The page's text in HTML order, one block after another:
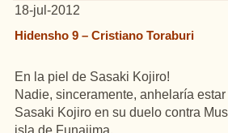
18-jul-2012
Hidensho 9 – Cristiano Toraburi
En la piel de Sasaki Kojiro!
Nadie, sinceramente, anhelaría
Sasaki Kojiro en su duelo contra
isla de Funajima.